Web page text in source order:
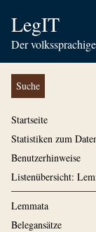
LegIT
Der
Suche
Startseite
Statistiken zum
Benutzerhinweise
Listenübersicht:
Lemmata
Belegansätze